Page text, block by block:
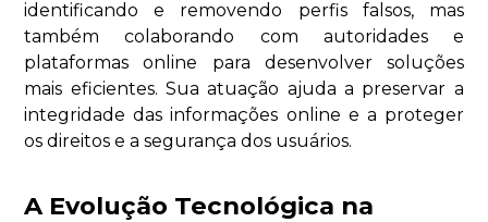
identificando e removendo perfis falsos, mas
também colaborando com autoridades e
plataformas online para desenvolver soluções
mais eficientes. Sua atuação ajuda a preservar a
integridade das informações online e a proteger
os direitos e a segurança dos usuários.
A Evolução Tecnológica na